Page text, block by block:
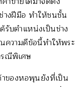
างฝีมือ ทำให้ชนชั้น
รับตำแหน่งเป็นช่าง
ความดีข้อนี้ทำให้พระ
ณีพิเศษ
ของหอพุนยังที่เป็น